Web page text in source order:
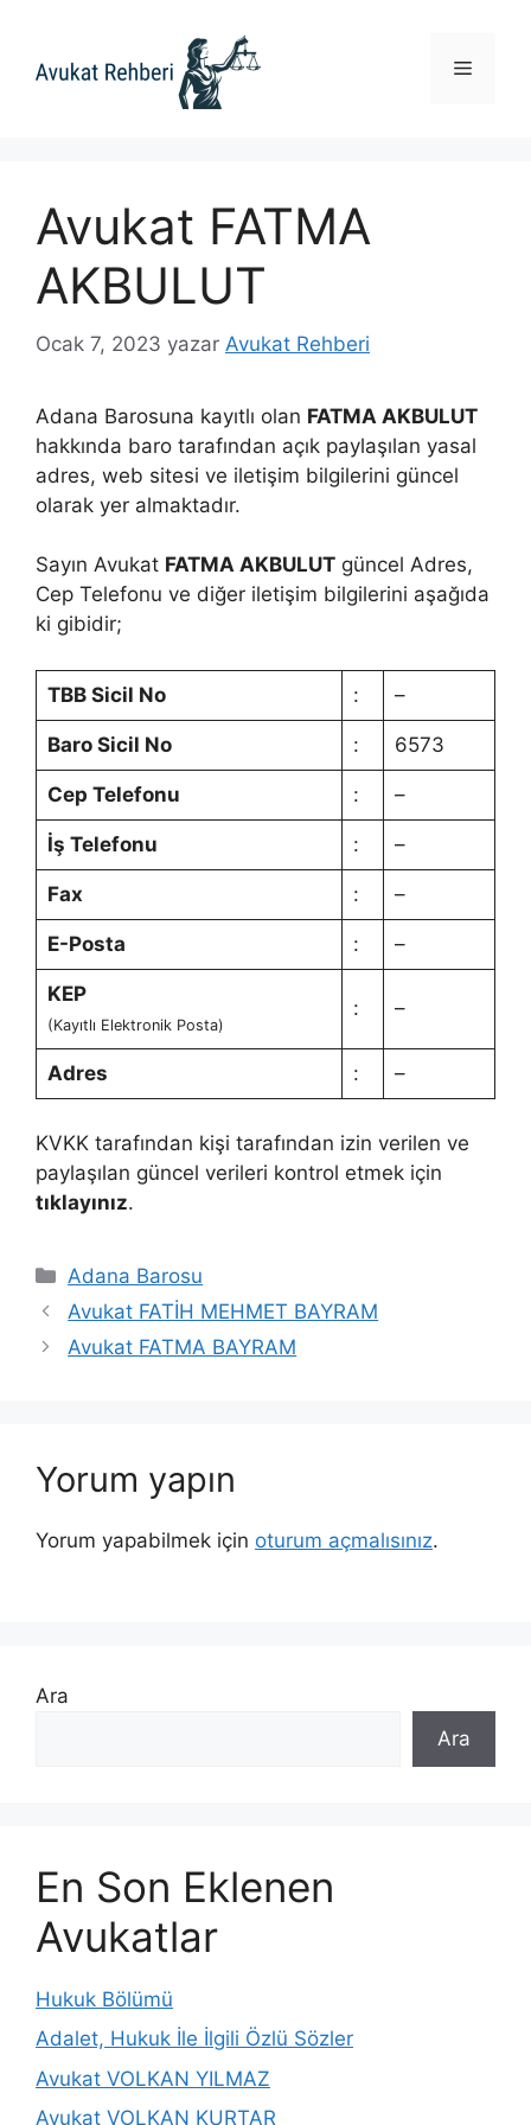
Menü
Avukat FATMA
AKBULUT
Ocak 7, 2023 yazar Avukat Rehberi
Adana Barosuna kayıtlı olan FATMA AKBULUT
hakkında baro tarafından açık paylaşılan yasal
adres, web sitesi ve iletişim bilgilerini güncel
olarak yer almaktadır.
Sayın Avukat FATMA AKBULUT güncel Adres,
Cep Telefonu ve diğer iletişim bilgilerini aşağıda
ki gibidir;
TBB Sicil No : –
Baro Sicil No : 6573
Cep Telefonu : –
İş Telefonu : –
Fax : –
E-Posta : –
KEP
(Kayıtlı Elektronik Posta)
: –
Adres : –
KVKK tarafından kişi tarafından izin verilen ve
paylaşılan güncel verileri kontrol etmek için
tıklayınız.
Kategoriler
Adana Barosu
Avukat FATİH MEHMET BAYRAM
Avukat FATMA BAYRAM
Yorum yapın
Yorum yapabilmek için oturum açmalısınız.
Ara
Ara
En Son Eklenen
Avukatlar
Hukuk Bölümü
Adalet, Hukuk İle İlgili Özlü Sözler
Avukat VOLKAN YILMAZ
Avukat VOLKAN KURTAR